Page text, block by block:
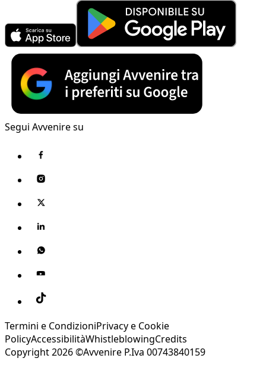
Segui Avvenire su
Termini e CondizioniPrivacy e Cookie
PolicyAccessibilitàWhistleblowingCredits
Copyright 2026 ©Avvenire P.Iva 00743840159